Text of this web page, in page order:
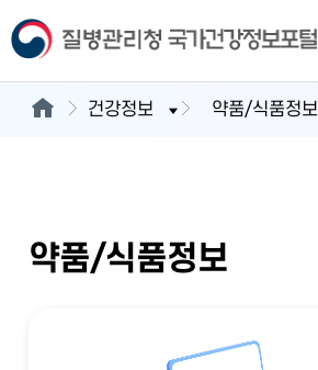
건강정보 약품/식품정보
약품/식품정보